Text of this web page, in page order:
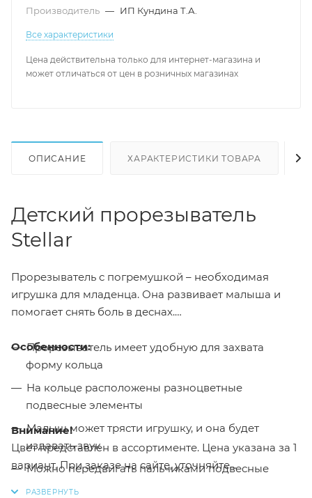
Производитель — ИП Кундина Т.А.
Все характеристики
Цена действительна только для интернет-магазина и
может отличаться от цен в розничных магазинах
ОПИСАНИЕ ХАРАКТЕРИСТИКИ ТОВАРА
Детский прорезыватель
Stellar
Прорезыватель с погремушкой – необходимая
игрушка для младенца. Она развивает малыша и
помогает снять боль в деснах.
Особенности:
Прорезыватель имеет удобную для захвата
форму кольца
На кольце расположены разноцветные
подвесные элементы
Малыш может трясти игрушку, и она будет
издавать звук
Можно передвигать пальчиками подвесные
Внимание!
Цвет представлен в ассортименте. Цена указана за 1
вариант. При заказе на сайте, уточняйте